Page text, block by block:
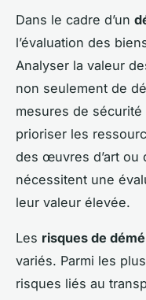
Dans le cadre d’un
l’évaluation des
Analyser la valeur
non seulement de
mesures de
prioriser les
des œuvres d’art ou
nécessitent une
leur valeur élevée.
Les risques de
variés. Parmi les
risques liés au